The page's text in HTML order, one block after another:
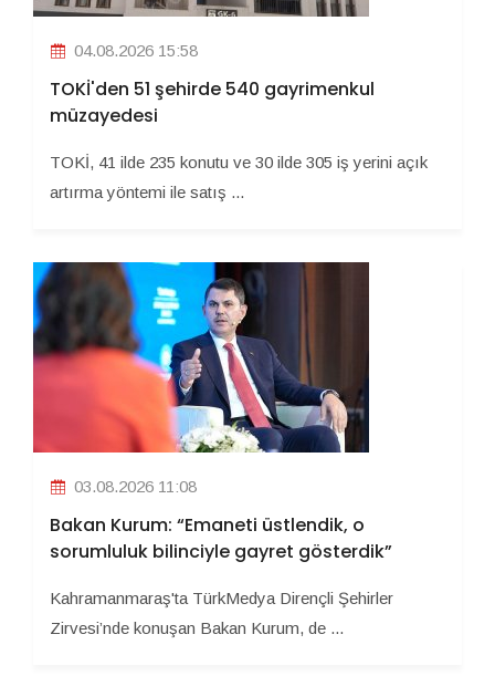
04.08.2026 15:58
TOKİ'den 51 şehirde 540 gayrimenkul
müzayedesi
TOKİ, 41 ilde 235 konutu ve 30 ilde 305 iş yerini açık
artırma yöntemi ile satış ...
03.08.2026 11:08
Bakan Kurum: “Emaneti üstlendik, o
sorumluluk bilinciyle gayret gösterdik”
Kahramanmaraş'ta TürkMedya Dirençli Şehirler
Zirvesi’nde konuşan Bakan Kurum, de ...